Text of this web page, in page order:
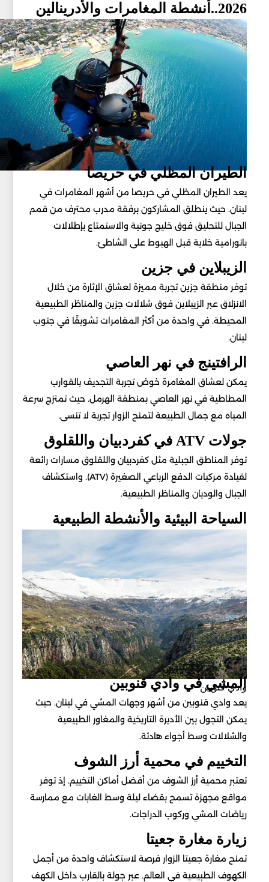
2026..أنشطة المغامرات والأدرينالين
الطيران المظلي في حريصا
يعد الطيران المظلي في حريصا من أشهر المغامرات في
لبنان. حيث ينطلق المشاركون برفقة مدرب محترف من قمم
الجبال للتحليق فوق خليج جونية والاستمتاع بإطلالات
بانورامية خلابة قبل الهبوط على الشاطئ.
الزيبلاين في جزين
توفر منطقة جزين تجربة مميزة لعشاق الإثارة من خلال
الانزلاق عبر الزيبلاين فوق شلالات جزين والمناظر الطبيعية
المحيطة. في واحدة من أكثر المغامرات تشويقًا في جنوب
الرافتينج في نهر العاصي
يمكن لعشاق المغامرة خوض تجربة التجديف بالقوارب
المطاطية في نهر العاصي بمنطقة الهرمل. حيث تمتزج سرعة
المياه مع جمال الطبيعة لتمنح الزوار تجربة لا تنسى.
جولات ATV في كفردبيان واللقلوق
توفر المناطق الجبلية مثل كفردبيان واللقلوق مسارات رائعة
لقيادة مركبات الدفع الرباعي الصغيرة (ATV). واستكشاف
الجبال والوديان والمناظر الطبيعية.
السياحة البيئية والأنشطة الطبيعية
وادي قنوبين
المشي في وادي قنوبين
يعد وادي قنوبين من أشهر وجهات المشي في لبنان. حيث
يمكن التجول بين الأديرة التاريخية والمغاور الطبيعية
والشلالات وسط أجواء هادئة.
التخييم في محمية أرز الشوف
تعتبر محمية أرز الشوف من أفضل أماكن التخييم. إذ توفر
مواقع مجهزة تسمح بقضاء ليلة وسط الغابات مع ممارسة
رياضات المشي وركوب الدراجات.
زيارة مغارة جعيتا
تمنح مغارة جعيتا الزوار فرصة لاستكشاف واحدة من أجمل
الكهوف الطبيعية في العالم. عبر جولة بالقارب داخل الكهف